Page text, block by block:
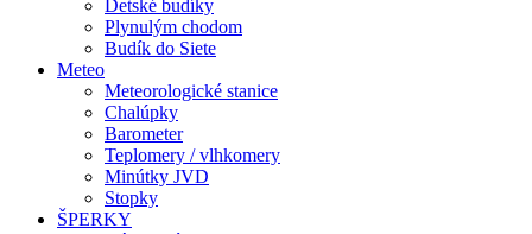
Detské budíky
Plynulým chodom
Budík do Siete
Meteo
Meteorologické stanice
Chalúpky
Barometer
Teplomery / vlhkomery
Minútky JVD
Stopky
ŠPERKY